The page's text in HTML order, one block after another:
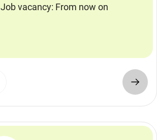
Job vacancy: From now on